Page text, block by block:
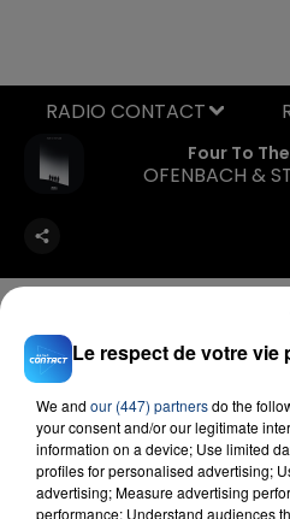
Four To
OFENBACH &
FIL D'ACTU
Le respect de votre
We and our (447) partnersdo the
your consent and/or our legitimate
information on a device; Use limited
profiles for personalised advertising;
advertising; Measure advertising
performance; Understand audiences